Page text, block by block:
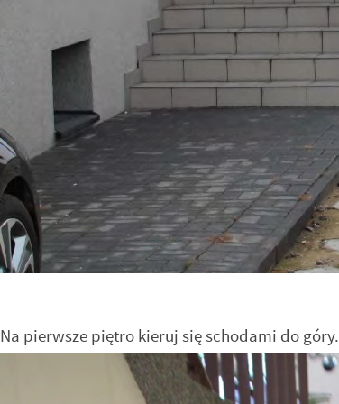
Na pierwsze piętro kieruj się schodami do góry.